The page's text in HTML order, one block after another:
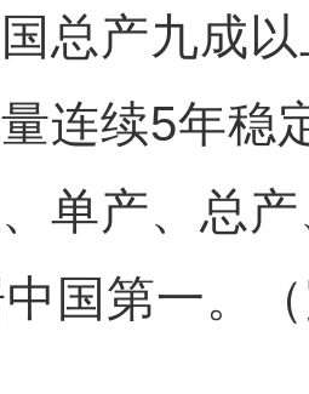
总产九成
连续5年稳
、单产、总
国第一。